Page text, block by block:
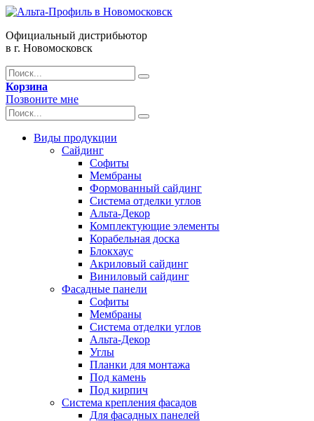
Официальный дистрибьютор
в г. Новомосковск
Корзина
Позвоните мне
Виды продукции
Сайдинг
Софиты
Мембраны
Формованный сайдинг
Система отделки углов
Альта-Декор
Комплектующие элементы
Корабельная доска
Блокхаус
Акриловый сайдинг
Виниловый сайдинг
Фасадные панели
Софиты
Мембраны
Система отделки углов
Альта-Декор
Углы
Планки для монтажа
Под камень
Под кирпич
Система крепления фасадов
Для фасадных панелей